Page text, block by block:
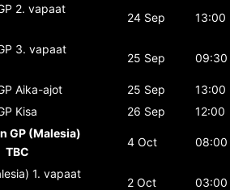
2. vapaat
24 Sep 13:00
3. vapaat
25 Sep 09:30
Aika-ajot 25 Sep
13:00
Kisa 26 Sep
12:00
GP (Malesia)
TBC
4 Oct 08:00
1. vapaat
2 Oct 03:00